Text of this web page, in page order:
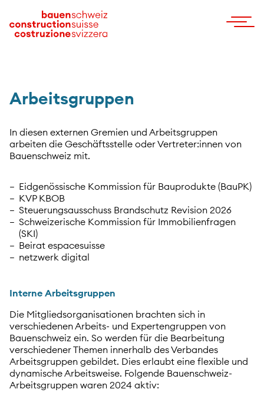
Arbeitsgruppen
In diesen externen Gremien und Arbeitsgruppen
arbeiten die Geschäftsstelle oder Vertreter:innen von
Bauenschweiz mit.
Eidgenössische Kommission für Bauprodukte (BauPK)
KVP KBOB
Steuerungsausschuss Brandschutz Revision 2026
Schweizerische Kommission für Immobilienfragen
(SKI)
Beirat espacesuisse
netzwerk digital
Interne Arbeitsgruppen
Die Mitgliedsorganisationen brachten sich in
verschiedenen Arbeits- und Expertengruppen von
Bauenschweiz ein. So werden für die Bearbeitung
verschiedener Themen innerhalb des Verbandes
Arbeitsgruppen gebildet. Dies erlaubt eine flexible und
dynamische Arbeitsweise. Folgende Bauenschweiz-
Arbeitsgruppen waren 2024 aktiv: